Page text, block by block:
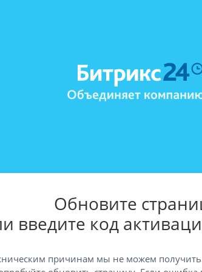
Обновите
введите код
причинам мы не можем получить